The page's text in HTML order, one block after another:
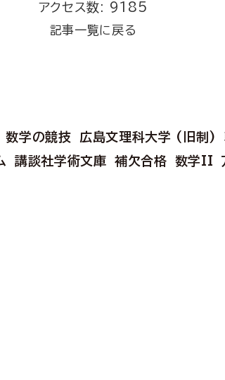
アクセス数: 9185
記事一覧に戻る
数学の競技 広島文理科大学 (旧制)
講談社学術文庫 補欠合格 数学II